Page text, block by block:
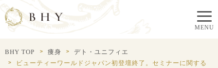
BHY TOP 痩身
デト・ユニフィエ
ビューティーワールドジャパン初登壇終了。セミナーに関する